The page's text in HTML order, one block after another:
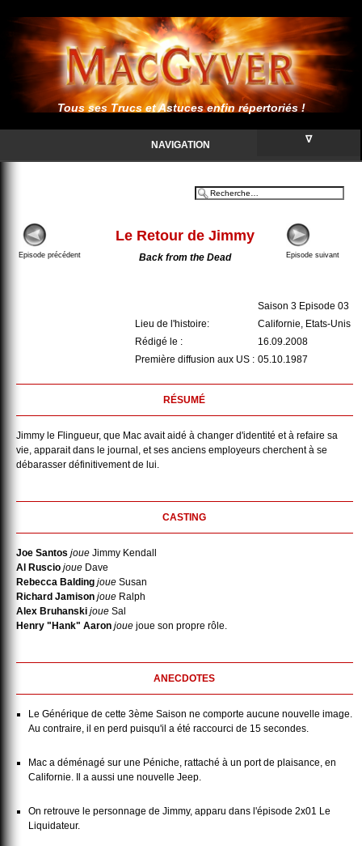
Tous ses Trucs et Astuces enfin répertoriés !
NAVIGATION ∇
Le Retour de Jimmy
Episode précédent Back from the Dead Episode suivant
Saison 3 Episode 03
Lieu de l'histoire:
Californie, Etats-Unis
Rédigé le :
16.09.2008
Première diffusion aux US : 05.10.1987
RÉSUMÉ
Jimmy le Flingueur, que Mac avait aidé à changer d'identité et à refaire sa
vie, apparait dans le journal, et ses anciens employeurs cherchent à se
débarasser définitivement de lui.
CASTING
Joe Santos joue Jimmy Kendall
Al Ruscio joue Dave
Rebecca Balding joue Susan
Richard Jamison joue Ralph
Alex Bruhanski joue Sal
Henry "Hank" Aaron joue joue son propre rôle.
ANECDOTES
Le Générique de cette 3ème Saison ne comporte aucune nouvelle image.
Au contraire, il en perd puisqu'il a été raccourci de 15 secondes.
Mac a déménagé sur une Péniche, rattaché à un port de plaisance, en
Californie. Il a aussi une nouvelle Jeep.
On retrouve le personnage de Jimmy, apparu dans l'épisode 2x01 Le
Liquidateur.